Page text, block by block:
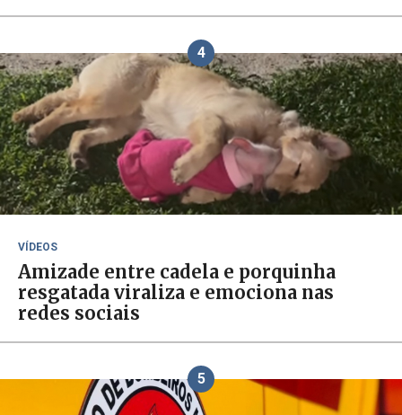
4
VÍDEOS
Amizade entre cadela e porquinha
resgatada viraliza e emociona nas
redes sociais
5